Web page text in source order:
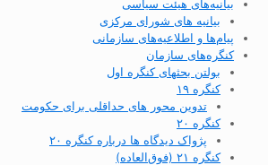
بیانیه‌های هیئت سیاسی
بیانیه های شورای مرکزی
پیام‌ها و اطلاعیه‌های سازمانی
کنگره‌های سازمان
بولتن بحثهای کنگره اول
کنگره ۱۹
تدوین محور های حداقلی برای حکومت
کنگره ۲۰
پژواک دیدگاه ها درباره کنگره ۲۰
کنگره ۲۱ (فوق‌العاده)